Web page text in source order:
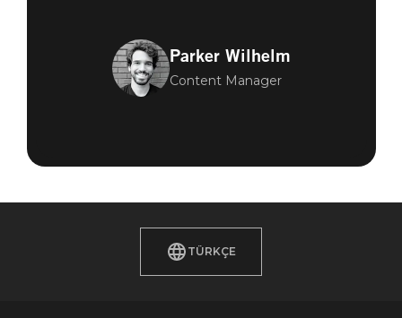
Parker Wilhelm
Content Manager
TÜRKÇE